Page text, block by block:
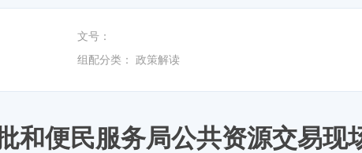
文号：
组配分类： 政策解读
和便民服务局公共资源交易